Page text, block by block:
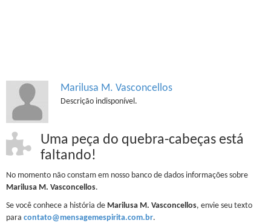
Marilusa M. Vasconcellos
Descrição indisponível.
Uma peça do quebra-cabeças está
faltando!
No momento não constam em nosso banco de dados informações sobre
Marilusa M. Vasconcellos.
Se você conhece a história de Marilusa M. Vasconcellos, envie seu texto
para contato@mensagemespirita.com.br.